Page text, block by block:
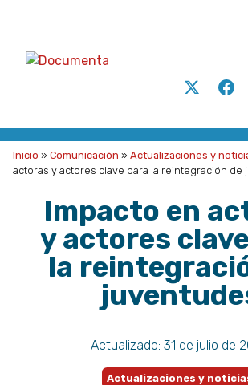
acción
para
la
social
A.C.
Twitter
Inicio » Comunicación » Actualizaciones y
actoras y actores clave para la reintegración de
Impacto en
y actores
la
Actualizado: 31 de julio de
Actualizaciones y